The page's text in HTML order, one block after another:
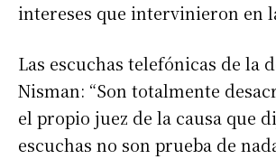
intereses que intervinieron en
Las escuchas telefónicas de la
Nisman: “Son totalmente
el propio juez de la causa que
escuchas no son prueba de